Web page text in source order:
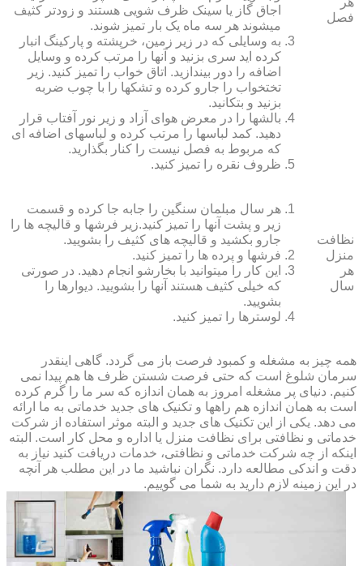
فصل
اجاق گاز یا سینک ظرف شویی هستند و زودتر کثیف
می‏شوند هر سه ماه یک بار تمیز شوند.
به وسایلی که در زیر زمین، خرپشته و پارکینگ انبار
کرده‏ اید سری بزنید و آنها را مرتب کرده و وسایل
اضافه را دور بیندازید. اتاق خواب را تمیز کنید. زیر
تختخواب را جارو کرده و تشک‏ها را با چوب ضربه
بزنید و بتکانید.
بالش‏ها را در معرض هوای آزاد و زیر نور آفتاب قرار
دهید. کمد لباس‏ها را مرتب کرده و لباس‏های اضافه ای
که مربوط به فصل نیست را کنار بگذارید.
ظروف نقره را تمیز کنید.
نظافت
منزل
هر
سال
هر سال مبلمان سنگین را جابه جا کرده و قسمت
زیر و پشت آنها را تمیز کنید.زیر فرش‏ها و قالیچه‏ ها را
جارو بکشید و قالیچه‏ های کثیف را بشویید.
فرش‏ها و پرده ‏ها را تمیز کنید.
این کار را می‏توانید با بخارشو انجام دهید. در صورتی
که خیلی کثیف هستند آنها را بشویید. دیوارها را
بشویید.
لوسترها را تمیز کنید.
همه چیز به مشغله و کمبود فرصت باز می گردد. گاهی اینقدر
سرمان شلوغ است که حتی فرصت شستن ظرف ها هم پیدا نمی
کنیم. دنیای پر مشغله امروز به همان اندازه که سر ما را گرم کرده
است به همان اندازه هم راهها و تکنیک های جدید خدماتی به ما ارائه
می دهد. یکی از این تکنیک های جدید و البته موثر استفاده از شرکت
خدماتی و نظافتی برای نظافت منزل یا اداره و محل کار است. البته
اینکه از چه شرکت خدماتی و نظافتی، خدمات دریافت کنید نیاز به
دقت و اندکی مطالعه دارد. نگران نباشید ما در این مطلب هر آنچه
در این زمینه لازم دارید به شما می گوییم.